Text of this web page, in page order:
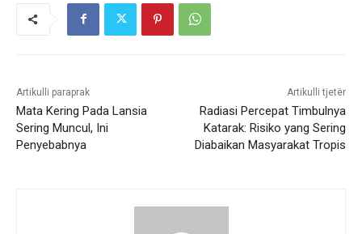
Artikulli paraprak
Mata Kering Pada Lansia
Sering Muncul, Ini
Penyebabnya
Artikulli tjetër
Radiasi Percepat Timbulnya
Katarak: Risiko yang Sering
Diabaikan Masyarakat Tropis